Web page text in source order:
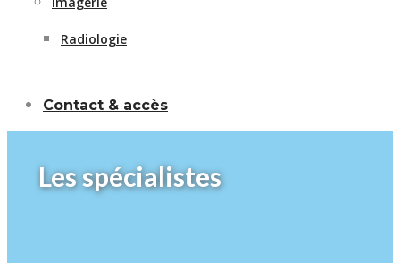
Radiologie
Contact & accès
Les spécialistes